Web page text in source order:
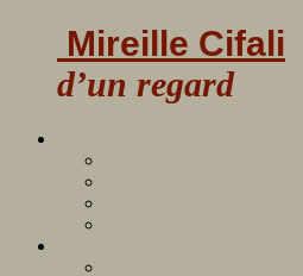
Mireille Cifali
d’un regard